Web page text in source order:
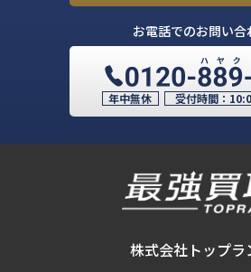
お電話でのお問い合
年中無休 受付時間：
株式会社トップラ